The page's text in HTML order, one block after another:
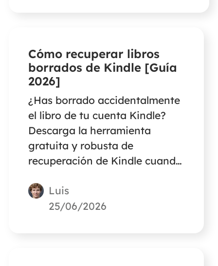
almacenamiento interno de
dispositivos DJI.
Cómo recuperar libros
borrados de Kindle [Guía
2026]
¿Has borrado accidentalmente
el libro de tu cuenta Kindle?
Descarga la herramienta
gratuita y robusta de
recuperación de Kindle cuando
restaurar textos, imágenes,
fotos o vídeos borrados de
Luis
25/06/2026